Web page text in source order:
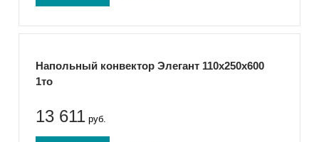
Напольный конвектор Элегант 110x250x600
1то
13 611 руб.